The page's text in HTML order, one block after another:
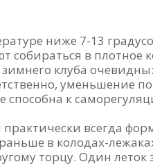
ниже 7-13
собираться в плотное
клуба
уменьшение
способна к
всегда
в колодах-
торцу. Один